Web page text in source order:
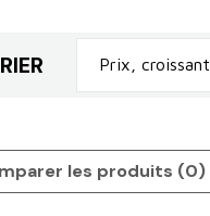
Prix, croissant
les produits (0)‎